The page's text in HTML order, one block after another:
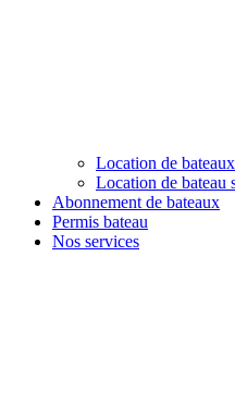
Location de
Location de bateau
Abonnement de bateaux
Permis bateau
Nos services